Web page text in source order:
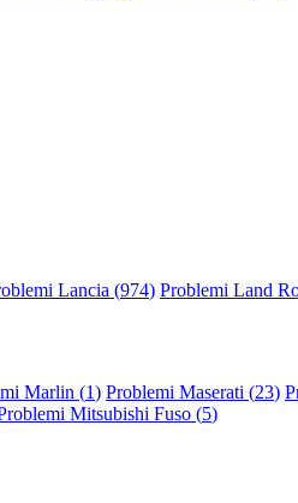
Lancia (974) Problemi Land
Marlin (1) Problemi Maserati (23)
Mitsubishi Fuso (5)